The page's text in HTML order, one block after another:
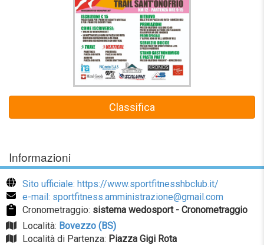
Informazioni
Sito ufficiale: https://www.sportfitnesshbclub.it/
e-mail: sportfitness.amministrazione@gmail.com
Cronometraggio: sistema wedosport - Cronometraggio
Località: Bovezzo (BS)
Località di Partenza: Piazza Gigi Rota
Classifica